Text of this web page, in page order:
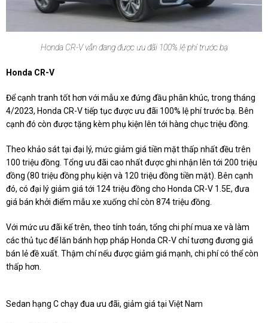
Honda CR-V vẫn đang được ưu đãi 100% lệ phí trước bạ
Honda CR-V
Để cạnh tranh tốt hơn với mẫu xe đứng đầu phân khúc, trong tháng
4/2023, Honda CR-V tiếp tục được ưu đãi 100% lệ phí trước bạ. Bên
cạnh đó còn được tặng kèm phụ kiện lên tới hàng chục triệu đồng.
Theo khảo sát tại đại lý, mức giảm giá tiền mặt thấp nhất đều trên
100 triệu đồng. Tổng ưu đãi cao nhất được ghi nhận lên tới 200 triệu
đồng (80 triệu đồng phụ kiện và 120 triệu đồng tiền mặt). Bên cạnh
đó, có đại lý giảm giá tới 124 triệu đồng cho Honda CR-V 1.5E, đưa
giá bán khởi điểm mẫu xe xuống chỉ còn 874 triệu đồng.
Với mức ưu đãi kể trên, theo tính toán, tổng chi phí mua xe và làm
các thủ tục để lăn bánh hợp pháp Honda CR-V chỉ tương đương giá
bán lẻ đề xuất. Thậm chí nếu được giảm giá mạnh, chi phí có thể còn
thấp hơn.
Sedan hạng C chạy đua ưu đãi, giảm giá tại Việt Nam